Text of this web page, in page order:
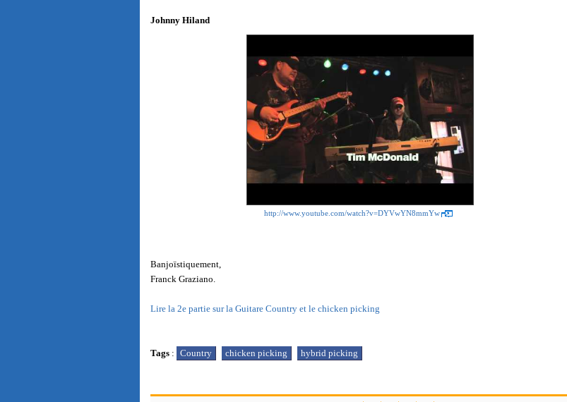
Johnny Hiland
http://www.youtube.com/watch?v=DYVwYN8mmYw
Banjoïstiquement,
Franck Graziano.
Lire la 2e partie sur la Guitare Country et le chicken picking
Tags : Country chicken picking hybrid picking